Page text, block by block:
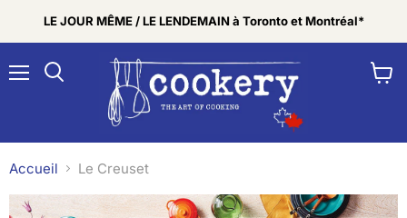
LE JOUR MÊME / LE LENDEMAIN à Toronto et Montréal*
Rechercher
Accueil Le Creuset